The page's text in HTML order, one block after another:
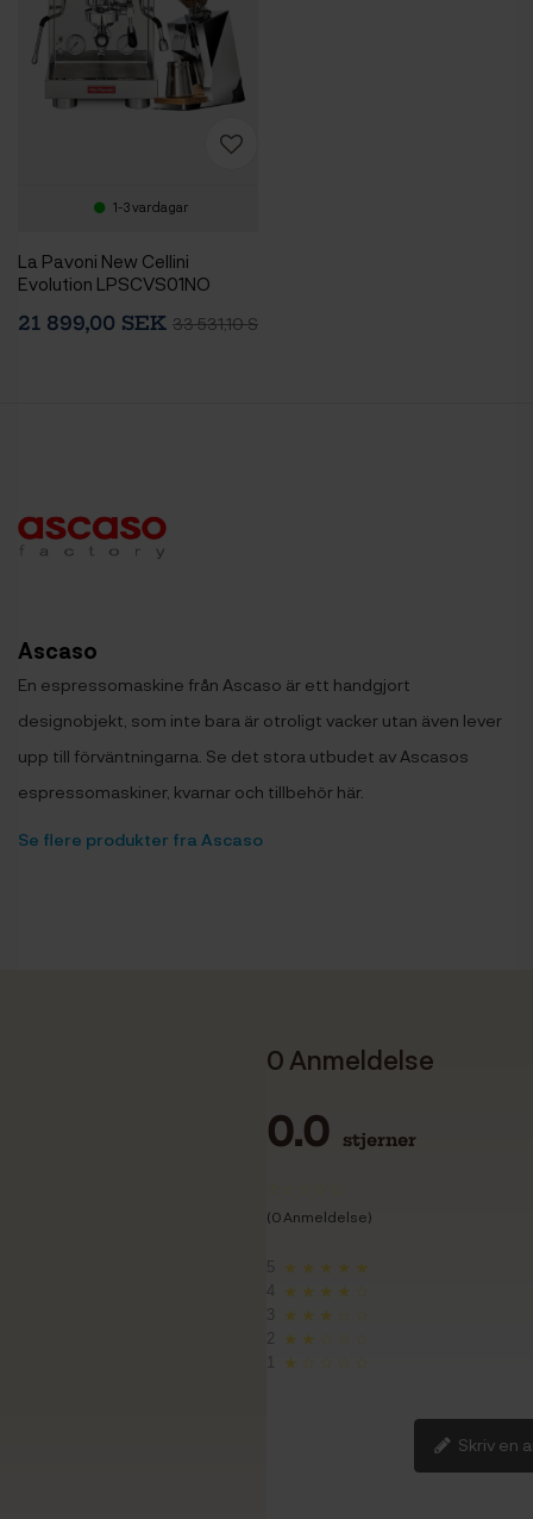
1-3 vardagar
La Pavoni New Cellini
Evolution LPSCVS01NO
Mignon Zero 65 Speedy
21 899,00 SEK 33 531,10 SEK
Ascaso
En espressomaskine från Ascaso är ett handgjort
designobjekt, som inte bara är otroligt vacker utan även lever
upp till förväntningarna. Se det stora utbudet av Ascasos
espressomaskiner, kvarnar och tillbehör här.
Se flere produkter fra Ascaso
0 Anmeldelse
0.0 stjerner
(0 Anmeldelse)
5 ★★★★★
★★★★☆
3 ★★★☆☆
2 ★★☆☆☆
★☆☆☆☆
Skriv en